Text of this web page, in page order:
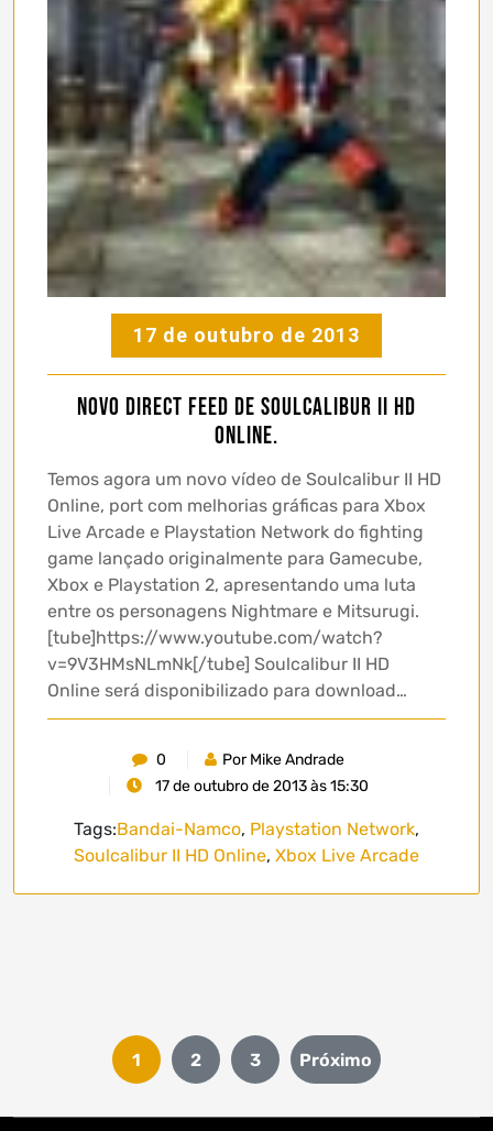
17 de outubro de 2013
Novo direct feed de Soulcalibur II HD
Online.
Temos agora um novo vídeo de Soulcalibur II HD
Online, port com melhorias gráficas para Xbox
Live Arcade e Playstation Network do fighting
game lançado originalmente para Gamecube,
Xbox e Playstation 2, apresentando uma luta
entre os personagens Nightmare e Mitsurugi.
[tube]https://www.youtube.com/watch?
v=9V3HMsNLmNk[/tube] Soulcalibur II HD
Online será disponibilizado para download…
0
Por Mike Andrade
17 de outubro de 2013 às 15:30
Tags:Bandai-Namco, Playstation Network,
Soulcalibur II HD Online, Xbox Live Arcade
Paginação
de
posts
1 2 3 Próximo